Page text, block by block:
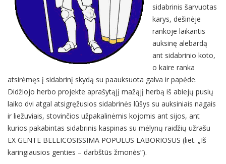
sidabrinis šarvuotas
karys, dešinėje
rankoje laikantis
auksinę alebardą
ant sidabrinio koto,
o kaire ranka
atsirėmęs į sidabrinį skydą su paauksuota galva ir papėde.
Didžiojo herbo projekte aprašytąjį mažąjį herbą iš abiejų pusių
laiko dvi atgal atsigręžusios sidabrinės lūšys su auksiniais nagais
ir liežuviais, stovinčios užpakalinėmis kojomis ant sijos, ant
kurios pakabintas sidabrinis kaspinas su mėlynų raidžių užrašu
EX GENTE BELLICOSISSIMA POPULUS LABORIOSUS (liet. „Iš
karingiausios genties – darbštūs žmonės“).